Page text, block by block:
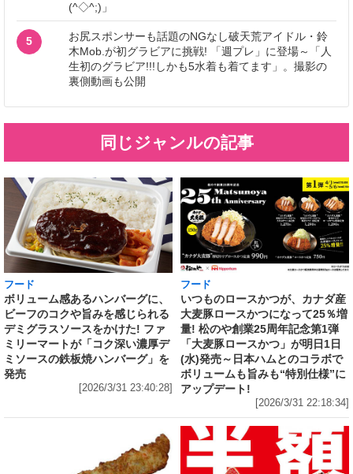
(^◇^;)」
5
お尻スポンサーも話題のNGなし破天荒アイドル・鈴
木Mob.が初グラビアに挑戦! 「週プレ」に登場～「人
生初のグラビア!!!しかも5水着も着てます」。撮影の
裏側動画も公開
同じジャンルの記事
フード
ボリューム感あるハンバーグに、
ビーフのコクや旨みを感じられる
デミグラスソースをかけた! ファ
ミリーマートが「コク深い濃厚デ
ミソースの鉄板焼ハンバーグ」を
発売
[2026/3/31 23:40:28]
フード
いつものロースかつが、カナダ産
大麦豚ロースかつになって25％増
量! 松のや創業25周年記念第1弾
「大麦豚ロースかつ」が明日1日
(水)発売～日本ハムとのコラボで
ボリュームも旨みも“特別仕様”に
アップデート!
[2026/3/31 22:18:34]